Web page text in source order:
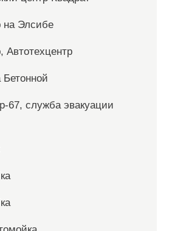
на Элсибе
Автотехцентр
67, служба эвакуации